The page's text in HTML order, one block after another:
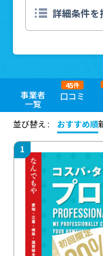
事業者
一覧
口コミ
45件
並び替え :
おすすめ順
1